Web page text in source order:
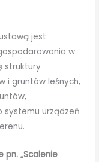
jest
w
struktury
i gruntów leśnych,
systemu urządzeń
pn. „Scalenie